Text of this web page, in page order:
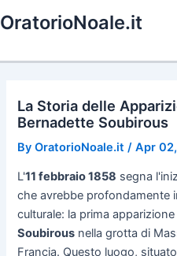
to
OratorioNoale.it
La Storia delle
Bernadette Soubirous
ByOratorioNoale.it /Apr
L'11 febbraio 1858 segna
che avrebbe profondamente
culturale: la prima
Soubirous nella grotta di
Francia. Questo luogo,